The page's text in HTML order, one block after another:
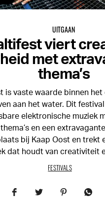
UITGAAN
viert
met
thema’s
is vaste waarde binnen
aan het water. Dit
elektronische muziek
en een
bij Kaap Oost en trekt
dat houdt van creativiteit
FESTIVALS